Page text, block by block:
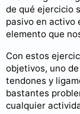
de qué ejercicio
pasivo en activo
elemento que
Con estos
objetivos, uno
tendones y
bastantes
cualquier